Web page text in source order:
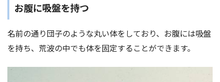
お腹に吸盤を持つ
名前の通り団子のような丸い体をしており、お腹には吸盤
を持ち、荒波の中でも体を固定することができます。